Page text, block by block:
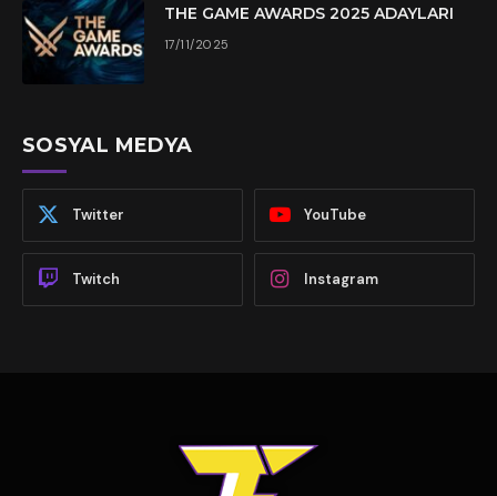
THE GAME AWARDS 2025 ADAYLARI
17/11/2025
SOSYAL MEDYA
Twitter YouTube
Twitch Instagram